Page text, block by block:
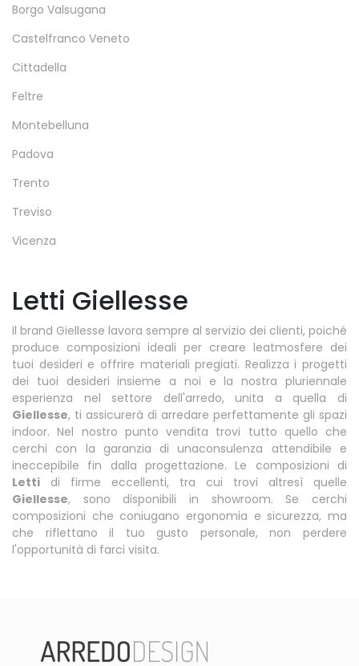
Borgo Valsugana
Castelfranco Veneto
Cittadella
Feltre
Montebelluna
Padova
Trento
Treviso
Vicenza
Letti Giellesse
Il brand Giellesse lavora sempre al servizio dei clienti, poiché
produce composizioni ideali per creare leatmosfere dei
tuoi desideri e offrire materiali pregiati. Realizza i progetti
dei tuoi desideri insieme a noi e la nostra pluriennale
esperienza nel settore dell'arredo, unita a quella di
Giellesse, ti assicurerà di arredare perfettamente gli spazi
indoor. Nel nostro punto vendita trovi tutto quello che
cerchi con la garanzia di unaconsulenza attendibile e
ineccepibile fin dalla progettazione. Le composizioni di
Letti di firme eccellenti, tra cui trovi altresì quelle
Giellesse, sono disponibili in showroom. Se cerchi
composizioni che coniugano ergonomia e sicurezza, ma
che riflettano il tuo gusto personale, non perdere
l'opportunità di farci visita.